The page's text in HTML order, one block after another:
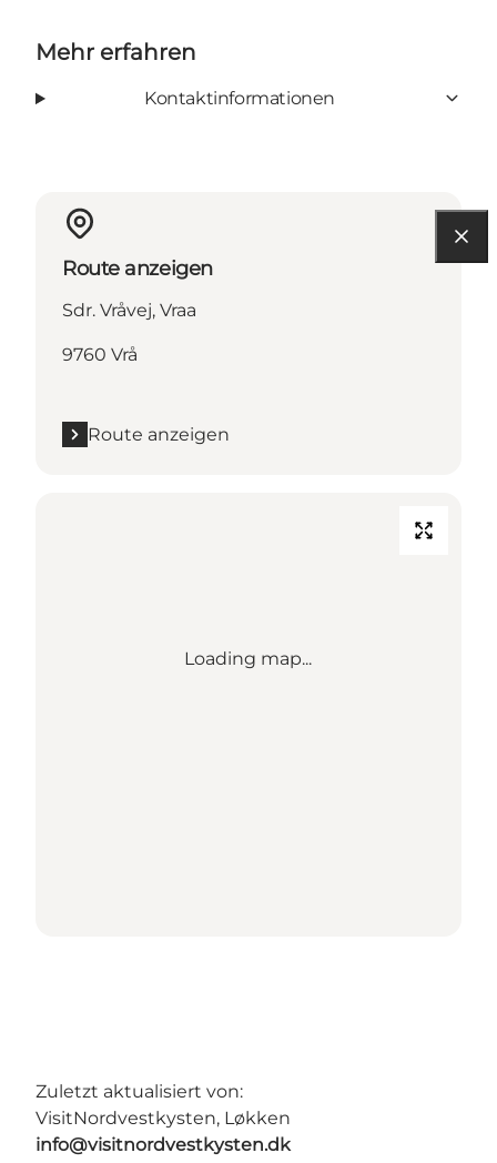
Mehr erfahren
Kontaktinformationen
Route anzeigen
Sdr. Vråvej, Vraa
9760 Vrå
Route anzeigen
Loading map...
Zuletzt aktualisiert von:
VisitNordvestkysten, Løkken
info@visitnordvestkysten.dk